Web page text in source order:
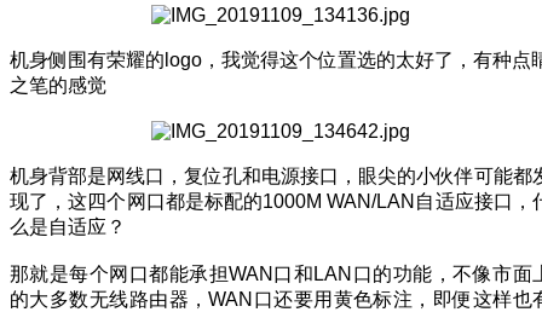
机身侧围有荣耀的logo，我觉得这个位置选的太好了，有种点
之笔的感觉
机身背部是网线口，复位孔和电源接口，眼尖的小伙伴可能都
现了，这四个网口都是标配的1000M WAN/LAN自适应接口，
么是自适应？
那就是每个网口都能承担WAN口和LAN口的功能，不像市面
的大多数无线路由器，WAN口还要用黄色标注，即便这样也